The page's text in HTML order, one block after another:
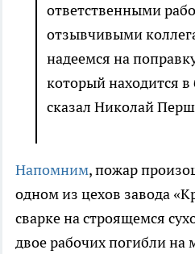
ответственными
отзывчивыми
надеемся на
который находится
сказал Николай
Напомним, пожар
одном из цехов завода
сварке на строящемся
двое рабочих погибли на